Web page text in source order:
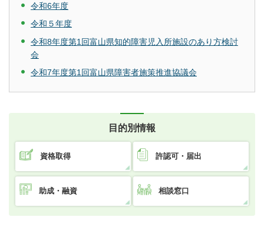
令和6年度
令和５年度
令和8年度第1回富山県知的障害児入所施設のあり方検討
会
令和7年度第1回富山県障害者施策推進協議会
目的別情報
資格取得 許認可・届出
助成・融資 相談窓口